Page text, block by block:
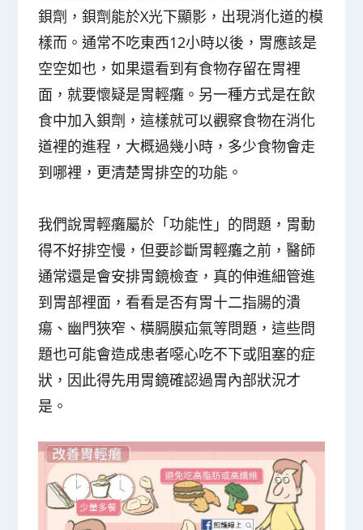
鋇劑，鋇劑能於X光下顯影，出現消化道的模
樣而。通常不吃東西12小時以後，胃應該是
空空如也，如果還看到有食物存留在胃裡
面，就要懷疑是胃輕癱。另一種方式是在飲
食中加入鋇劑，這樣就可以觀察食物在消化
道裡的進程，大概過幾小時，多少食物會走
到哪裡，更清楚胃排空的功能。
我們說胃輕癱屬於「功能性」的問題，胃動
得不好排空慢，但要診斷胃輕癱之前，醫師
通常還是會安排胃鏡檢查，真的伸進細管進
到胃部裡面，看看是否有胃十二指腸的潰
瘍、幽門狹窄、橫膈膜疝氣等問題，這些問
題也可能會造成患者噁心吃不下或阻塞的症
狀，因此得先用胃鏡確認過胃內部狀況才
是。